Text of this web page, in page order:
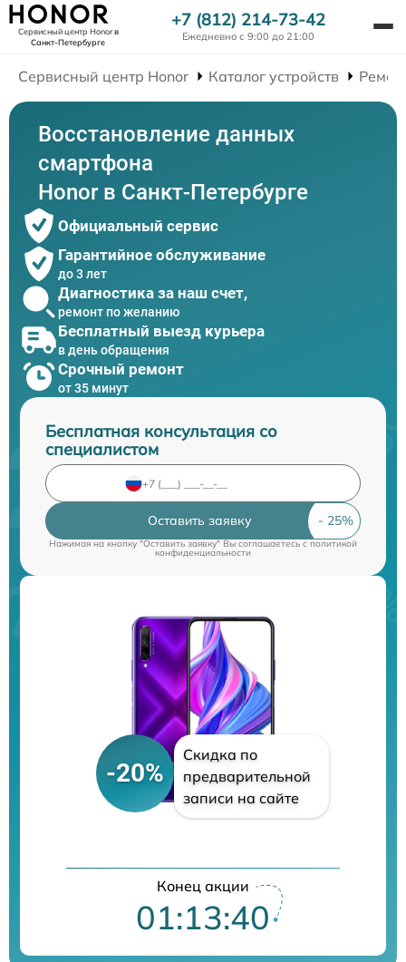
Сервисный центр Honorв
Санкт-Петербурге
+7 (812) 214-73-42
Ежедневно с 9:00 до 21:00
Сервисный центр Honor Каталог устройств
Восстановление данных
смартфона
Honor в Санкт-Петербурге
Официальный сервис
Гарантийное обслуживание
до 3 лет
Диагностика за наш счет,
ремонт по желанию
Бесплатный выезд курьера
в день обращения
Срочный ремонт
от 35 минут
Бесплатная консультация со
специалистом
Оставить заявку
Нажимая на кнопку "Оставить заявку" Вы соглашаетесь cполитикой
конфиденциальности
-20%
Скидка по
предварительной
записи на сайте
Конец акции
01:13:40